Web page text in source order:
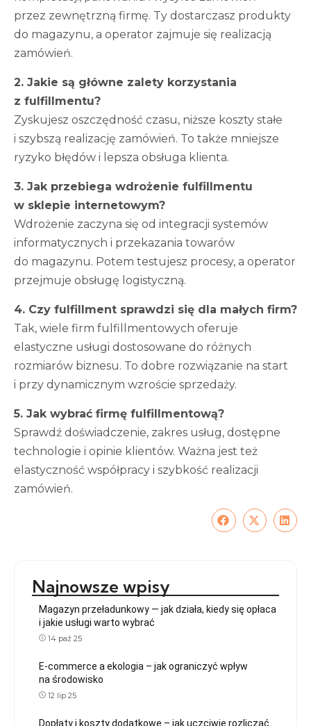
przez zewnętrzną firmę. Ty dostarczasz produkty
do magazynu, a operator zajmuje się realizacją
zamówień.
2. Jakie są główne zalety korzystania
z fulfillmentu?
Zyskujesz oszczędność czasu, niższe koszty stałe
i szybszą realizację zamówień. To także mniejsze
ryzyko błędów i lepsza obsługa klienta.
3. Jak przebiega wdrożenie fulfillmentu
w sklepie internetowym?
Wdrożenie zaczyna się od integracji systemów
informatycznych i przekazania towarów
do magazynu. Potem testujesz procesy, a operator
przejmuje obsługę logistyczną.
4. Czy fulfillment sprawdzi się dla małych firm?
Tak, wiele firm fulfillmentowych oferuje
elastyczne usługi dostosowane do różnych
rozmiarów biznesu. To dobre rozwiązanie na start
i przy dynamicznym wzroście sprzedaży.
5. Jak wybrać firmę fulfillmentową?
Sprawdź doświadczenie, zakres usług, dostępne
technologie i opinie klientów. Ważna jest też
elastyczność współpracy i szybkość realizacji
zamówień.
Najnowsze wpisy
Magazyn przeładunkowy — jak działa, kiedy się opłaca
i jakie usługi warto wybrać
14 paź 25
E-commerce a ekologia – jak ograniczyć wpływ
na środowisko
12 lip 25
Dopłaty i koszty dodatkowe – jak uczciwie rozliczać